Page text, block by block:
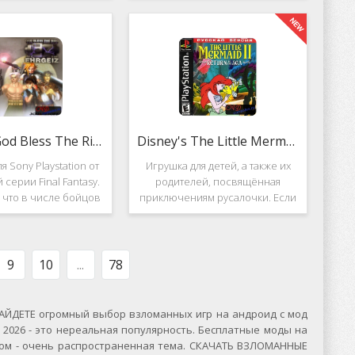
Вышло ещё 2
вертолётом и
Несмотря на то, что эти 2 игры
создавались разными людьми,
Darkstone имеет общие
Ehrgeiz: God Bless The Ring
Sony Playstation от
серии Final Fantasy.
что в числе бойцов
персонажи из
Ring для PS1
Disney's The Little Mermaid 2
Игрушка для детей, а также их
родителей, посвящённая
приключениям русалочки. Если
кто не знает, то её зовут Ариэль
9 10 ... 78
огромный выбор взломанных игр на андроид с мод
- это нереальная популярность. Бесплатные моды на
- очень распространенная тема. СКАЧАТЬ ВЗЛОМАННЫЕ